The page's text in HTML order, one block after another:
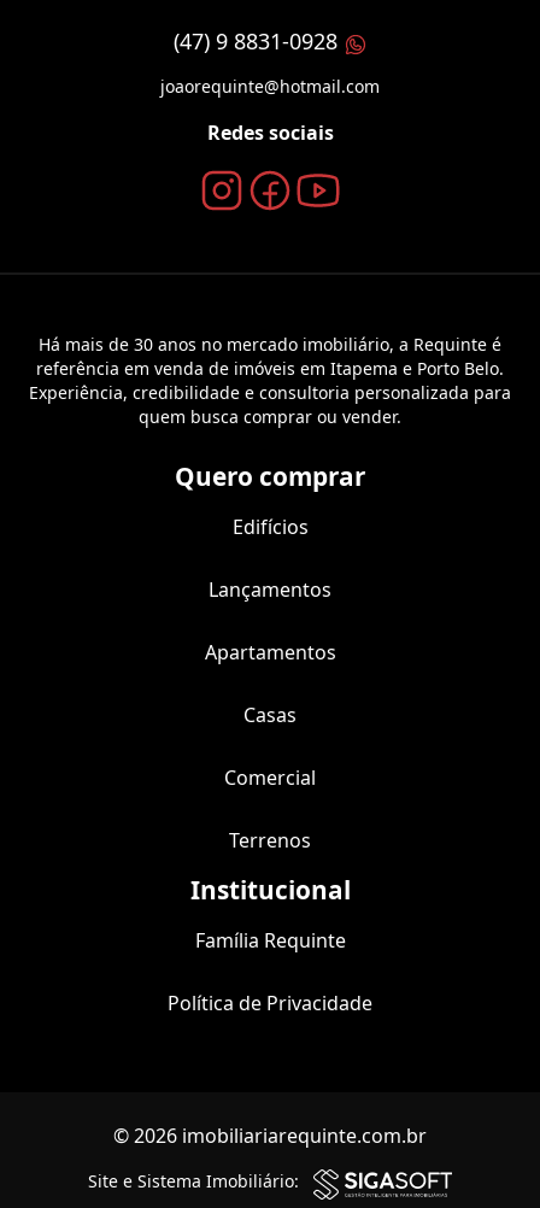
(47) 9 8831-0928
joaorequinte@hotmail.com
Redes sociais
Há mais de 30 anos no mercado imobiliário, a Requinte é
referência em venda de imóveis em Itapema e Porto Belo.
Experiência, credibilidade e consultoria personalizada para
quem busca comprar ou vender.
Quero comprar
Edifícios
Lançamentos
Apartamentos
Casas
Comercial
Terrenos
Institucional
Família Requinte
Política de Privacidade
© 2026 imobiliariarequinte.com.br
Site e Sistema Imobiliário: